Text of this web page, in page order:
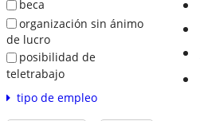
beca
organización sin ánimo
de lucro
posibilidad de
teletrabajo
tipo de empleo